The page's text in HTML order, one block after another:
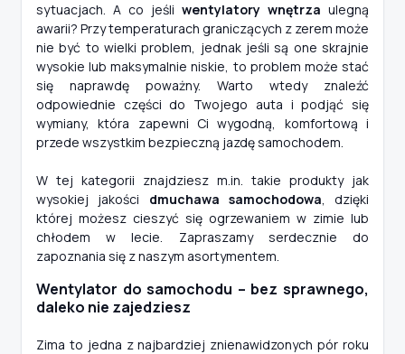
sytuacjach. A co jeśli wentylatory wnętrza ulegną
awarii? Przy temperaturach graniczących z zerem może
nie być to wielki problem, jednak jeśli są one skrajnie
wysokie lub maksymalnie niskie, to problem może stać
się naprawdę poważny. Warto wtedy znaleźć
odpowiednie części do Twojego auta i podjąć się
wymiany, która zapewni Ci wygodną, komfortową i
przede wszystkim bezpieczną jazdę samochodem.
W tej kategorii znajdziesz m.in. takie produkty jak
wysokiej jakości dmuchawa samochodowa, dzięki
której możesz cieszyć się ogrzewaniem w zimie lub
chłodem w lecie. Zapraszamy serdecznie do
zapoznania się z naszym asortymentem.
Wentylator do samochodu – bez sprawnego,
daleko nie zajedziesz
Zima to jedna z najbardziej znienawidzonych pór roku